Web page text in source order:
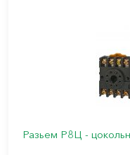
Разьем Р8Ц -